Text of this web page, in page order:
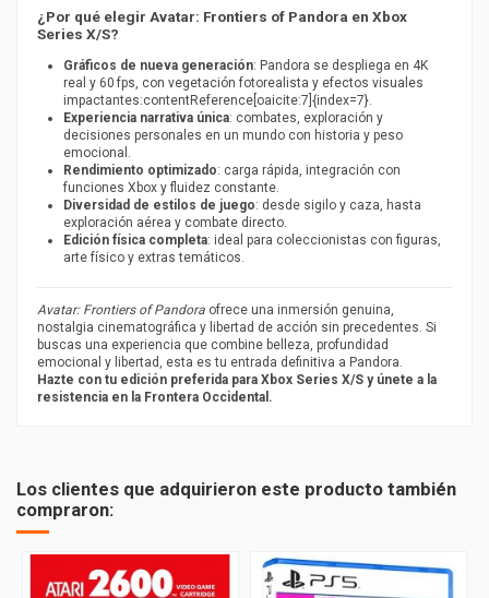
¿Por qué elegir Avatar: Frontiers of Pandora en Xbox
Series X/S?
Gráficos de nueva generación: Pandora se despliega en 4K
real y 60 fps, con vegetación fotorealista y efectos visuales
impactantes:contentReference[oaicite:7]{index=7}.
Experiencia narrativa única: combates, exploración y
decisiones personales en un mundo con historia y peso
emocional.
Rendimiento optimizado: carga rápida, integración con
funciones Xbox y fluidez constante.
Diversidad de estilos de juego: desde sigilo y caza, hasta
exploración aérea y combate directo.
Edición física completa: ideal para coleccionistas con figuras,
arte físico y extras temáticos.
Avatar: Frontiers of Pandora ofrece una inmersión genuina,
nostalgia cinematográfica y libertad de acción sin precedentes. Si
buscas una experiencia que combine belleza, profundidad
emocional y libertad, esta es tu entrada definitiva a Pandora.
Hazte con tu edición preferida para Xbox Series X/S y únete a la
resistencia en la Frontera Occidental.
Los clientes que adquirieron este producto también
compraron: